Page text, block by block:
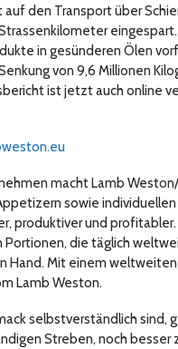
den Transport über
in gesünderen Ölen
von 9,6 Millionen
ist jetzt auch online
macht Lamb
sowie
produktiver und profitabler.
die täglich
Hand. Mit einem
Lamb Weston.
selbstverständlich sind,
Streben, noch besser